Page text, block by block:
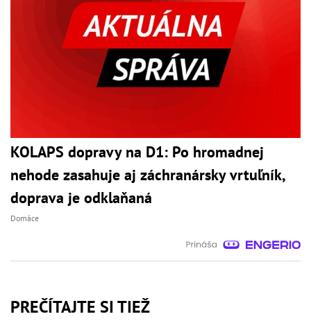
KOLAPS dopravy na D1: Po hromadnej
nehode zasahuje aj záchranársky vrtuľník,
doprava je odklaňaná
Domáce
PREČÍTAJTE SI TIEŽ